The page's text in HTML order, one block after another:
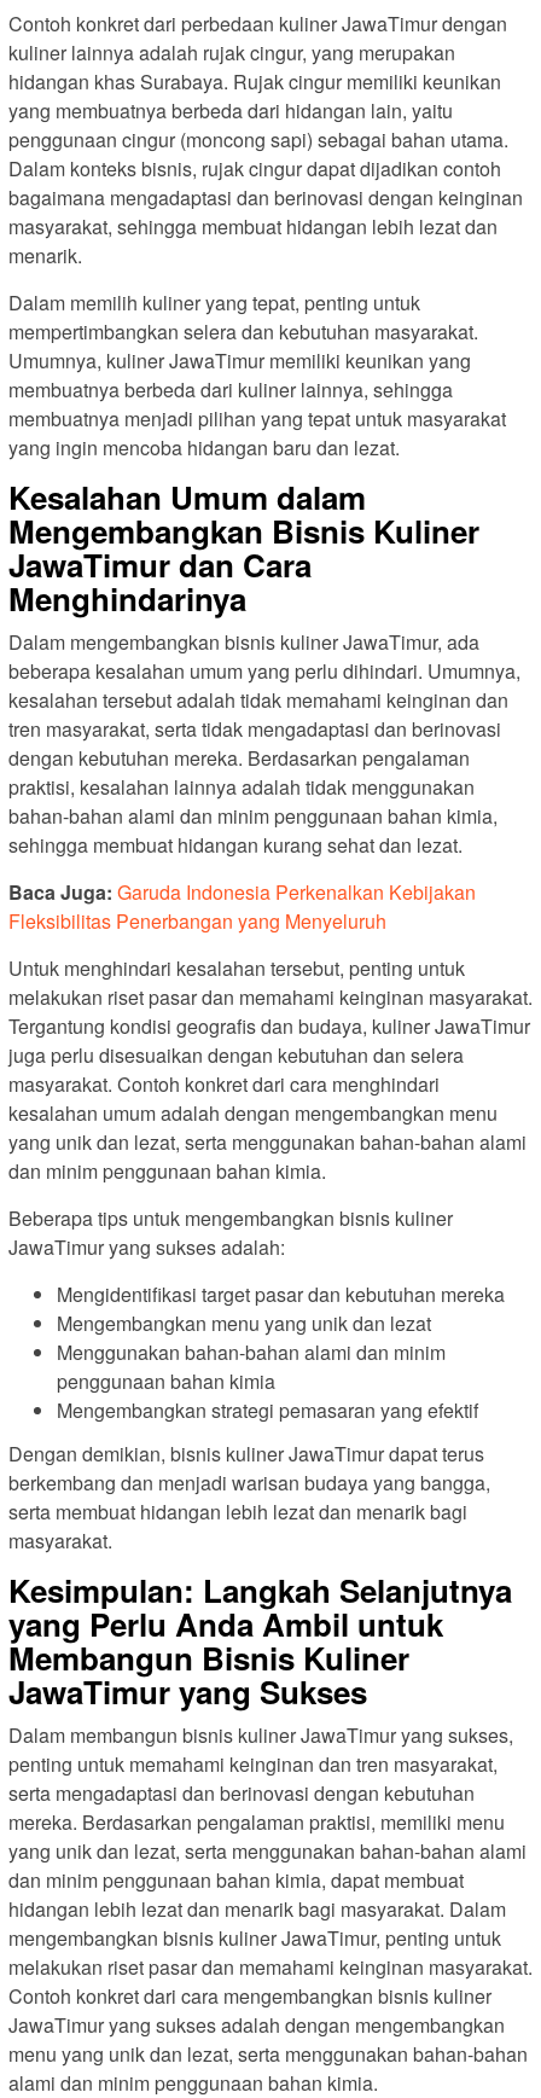
Contoh konkret dari perbedaan kuliner JawaTimur dengan
kuliner lainnya adalah rujak cingur, yang merupakan
hidangan khas Surabaya. Rujak cingur memiliki keunikan
yang membuatnya berbeda dari hidangan lain, yaitu
penggunaan cingur (moncong sapi) sebagai bahan utama.
Dalam konteks bisnis, rujak cingur dapat dijadikan contoh
bagaimana mengadaptasi dan berinovasi dengan keinginan
masyarakat, sehingga membuat hidangan lebih lezat dan
menarik.
Dalam memilih kuliner yang tepat, penting untuk
mempertimbangkan selera dan kebutuhan masyarakat.
Umumnya, kuliner JawaTimur memiliki keunikan yang
membuatnya berbeda dari kuliner lainnya, sehingga
membuatnya menjadi pilihan yang tepat untuk masyarakat
yang ingin mencoba hidangan baru dan lezat.
Kesalahan Umum dalam
Mengembangkan Bisnis Kuliner
JawaTimur dan Cara
Menghindarinya
Dalam mengembangkan bisnis kuliner JawaTimur, ada
beberapa kesalahan umum yang perlu dihindari. Umumnya,
kesalahan tersebut adalah tidak memahami keinginan dan
tren masyarakat, serta tidak mengadaptasi dan berinovasi
dengan kebutuhan mereka. Berdasarkan pengalaman
praktisi, kesalahan lainnya adalah tidak menggunakan
bahan-bahan alami dan minim penggunaan bahan kimia,
sehingga membuat hidangan kurang sehat dan lezat.
Baca Juga: Garuda Indonesia Perkenalkan Kebijakan
Fleksibilitas Penerbangan yang Menyeluruh
Untuk menghindari kesalahan tersebut, penting untuk
melakukan riset pasar dan memahami keinginan masyarakat.
Tergantung kondisi geografis dan budaya, kuliner JawaTimur
juga perlu disesuaikan dengan kebutuhan dan selera
masyarakat. Contoh konkret dari cara menghindari
kesalahan umum adalah dengan mengembangkan menu
yang unik dan lezat, serta menggunakan bahan-bahan alami
dan minim penggunaan bahan kimia.
Beberapa tips untuk mengembangkan bisnis kuliner
JawaTimur yang sukses adalah:
Mengidentifikasi target pasar dan kebutuhan mereka
Mengembangkan menu yang unik dan lezat
Menggunakan bahan-bahan alami dan minim
penggunaan bahan kimia
Mengembangkan strategi pemasaran yang efektif
Dengan demikian, bisnis kuliner JawaTimur dapat terus
berkembang dan menjadi warisan budaya yang bangga,
serta membuat hidangan lebih lezat dan menarik bagi
masyarakat.
Kesimpulan: Langkah Selanjutnya
yang Perlu Anda Ambil untuk
Membangun Bisnis Kuliner
JawaTimur yang Sukses
Dalam membangun bisnis kuliner JawaTimur yang sukses,
penting untuk memahami keinginan dan tren masyarakat,
serta mengadaptasi dan berinovasi dengan kebutuhan
mereka. Berdasarkan pengalaman praktisi, memiliki menu
yang unik dan lezat, serta menggunakan bahan-bahan alami
dan minim penggunaan bahan kimia, dapat membuat
hidangan lebih lezat dan menarik bagi masyarakat. Dalam
mengembangkan bisnis kuliner JawaTimur, penting untuk
melakukan riset pasar dan memahami keinginan masyarakat.
Contoh konkret dari cara mengembangkan bisnis kuliner
JawaTimur yang sukses adalah dengan mengembangkan
menu yang unik dan lezat, serta menggunakan bahan-bahan
alami dan minim penggunaan bahan kimia.